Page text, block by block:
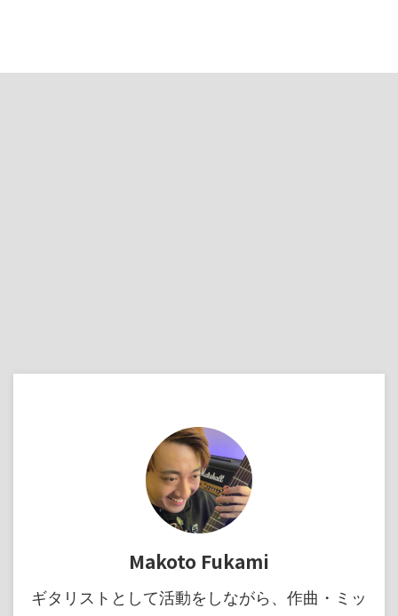
Makoto Fukami
ギタリストとして活動をしながら、作曲・ミッ